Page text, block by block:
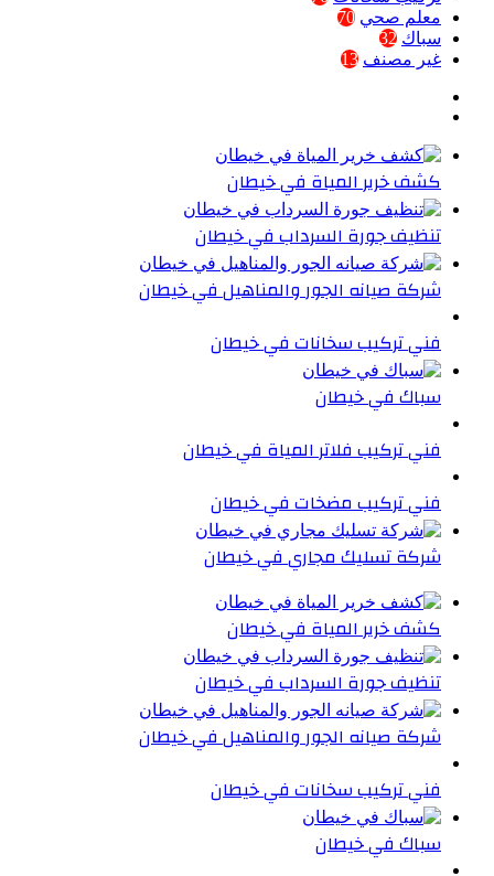
معلم صحي 70
سباك 32
غير مصنف 13
كشف خرير المياة في خيطان
تنظيف جورة السرداب في خيطان
شركة صيانه الجور والمناهيل في خيطان
فني تركيب سخانات في خيطان
سباك في خيطان
فني تركيب فلاتر المياة في خيطان
فني تركيب مضخات في خيطان
شركة تسليك مجاري في خيطان
كشف خرير المياة في خيطان
تنظيف جورة السرداب في خيطان
شركة صيانه الجور والمناهيل في خيطان
فني تركيب سخانات في خيطان
سباك في خيطان